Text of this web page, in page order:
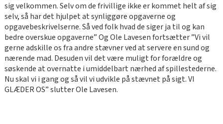
sig velkommen. Selv om de frivillige ikke er kommet helt af sig
selv, så har det hjulpet at synliggøre opgaverne og
opgavebeskrivelserne. Så ved folk hvad de siger ja til og kan
bedre overskue opgaverne” Og Ole Lavesen fortsætter ”Vi vil
gerne adskille os fra andre stævner ved at servere en sund og
nærende mad. Desuden vil det være muligt for forældre og
søskende at overnatte i umiddelbart nærhed af spillestederne.
Nu skal vi i gang og så vil vi udvikle på stævnet på sigt. VI
GLÆDER OS” slutter Ole Lavesen.